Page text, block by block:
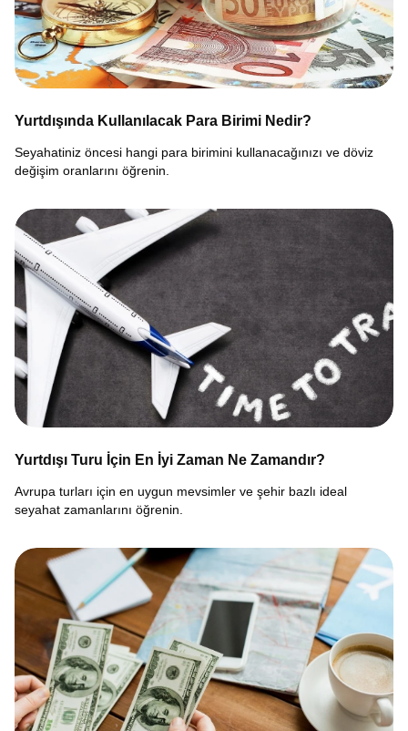
Yurtdışında Kullanılacak Para Birimi Nedir?
Seyahatiniz öncesi hangi para birimini kullanacağınızı ve döviz
değişim oranlarını öğrenin.
Yurtdışı Turu İçin En İyi Zaman Ne Zamandır?
Avrupa turları için en uygun mevsimler ve şehir bazlı ideal
seyahat zamanlarını öğrenin.